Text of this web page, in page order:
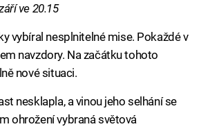
ve 20.15
vybíral nesplnitelné mise. Pokaždé v
navzdory. Na začátku tohoto
nové situaci.
nesklapla, a vinou jeho selhání se
ohrožení vybraná světová